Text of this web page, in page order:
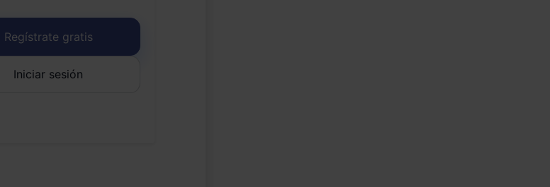
Regístrate gratis
Iniciar sesión